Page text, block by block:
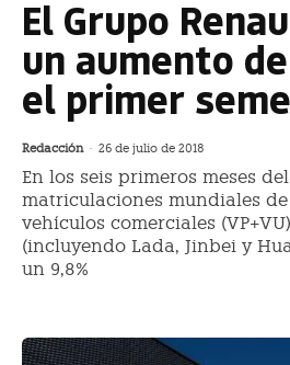
El Grupo
un aumento
el primer
Redacción - 26 de julio de 2018
En los seis primeros meses
matriculaciones mundiales
vehículos comerciales
(incluyendo Lada, Jinbei y
un 9,8%